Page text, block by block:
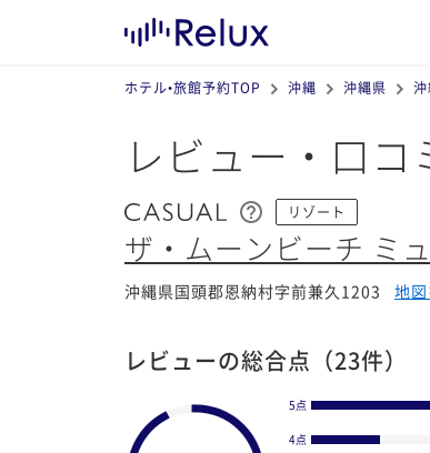
ホテル•旅館予約TOP 沖縄 沖縄県
レビュー・口コ
リゾート
ザ・ムーンビーチ ミ
沖縄県国頭郡恩納村字前兼久1203 地
レビューの総合点 （23件）
5点
4点